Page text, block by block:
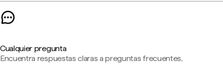
Cualquier pregunta
Encuentra respuestas claras a preguntas frecuentes,